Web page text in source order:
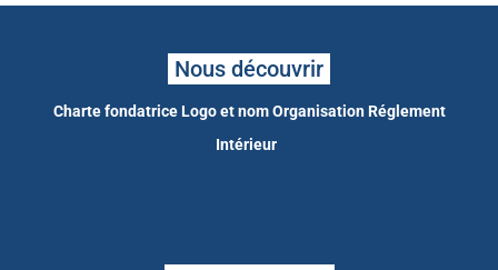
Nous découvrir
Charte fondatrice Logo et nom Organisation Réglement
Intérieur